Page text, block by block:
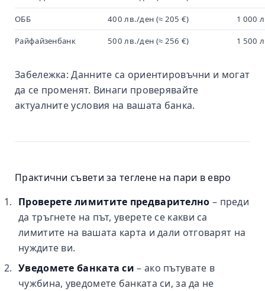
ОББ 400 лв./ден (≈ 205 €) 1 000
Райфайзенбанк 500 лв./ден (≈ 256 €) 1 500
Забележка: Данните са ориентировъчни и могат
да се променят. Винаги проверявайте
актуалните условия на вашата банка.
Практични съвети за теглене на пари в евро
Проверете лимитите предварително – преди
да тръгнете на път, уверете се какви са
лимитите на вашата карта и дали отговарят на
нуждите ви.
Уведомете банката си – ако пътувате в
чужбина, уведомете банката си, за да не